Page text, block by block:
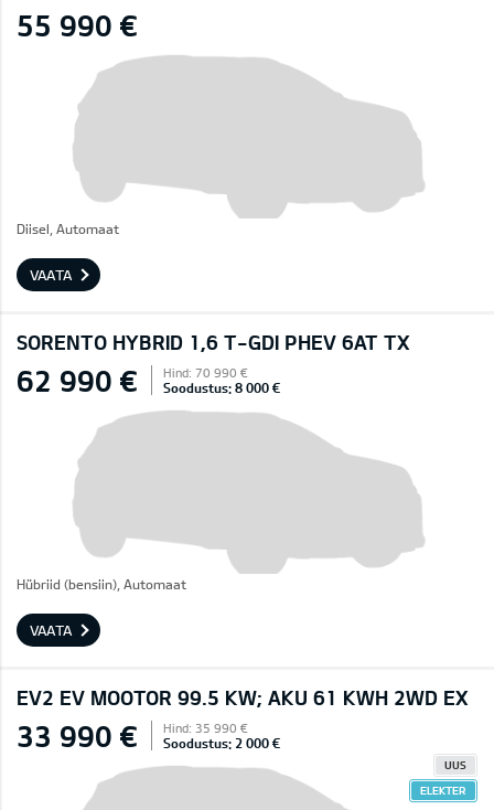
55 990 €
Diisel, Automaat
VAATA
SORENTO HYBRID 1,6 T-GDI PHEV 6AT TX
62 990 € Hind: 70 990 €
Soodustus: 8 000 €
Hübriid (bensiin), Automaat
VAATA
EV2 EV MOOTOR 99.5 KW; AKU 61 KWH 2WD EX
33 990 € Hind: 35 990 €
Soodustus: 2 000 €
UUS
ELEKTER